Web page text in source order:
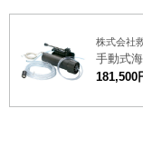
株式会社
手動式
181,500